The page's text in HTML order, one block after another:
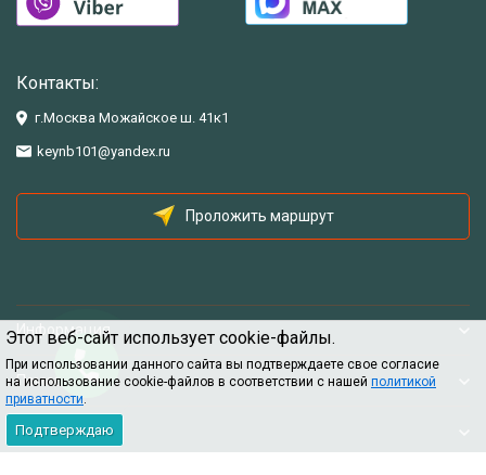
Этот веб-сайт использует cookie-файлы.
При использовании данного сайта вы подтверждаете свое согласие
на использование cookie-файлов в соответствии с нашей политикой
приватности.
Подтверждаю
Контакты:
г.Москва Можайское ш. 41к1
keynb101@yandex.ru
Проложить маршрут
Информация
Помощь
Информация